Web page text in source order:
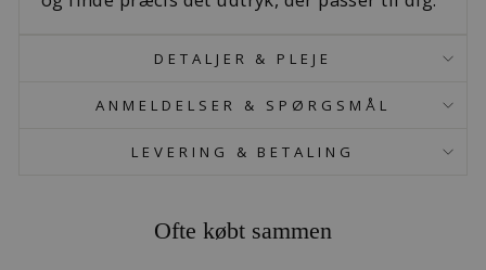
DETALJER & PLEJE
ANMELDELSER & SPØRGSMÅL
LEVERING & BETALING
Ofte købt sammen